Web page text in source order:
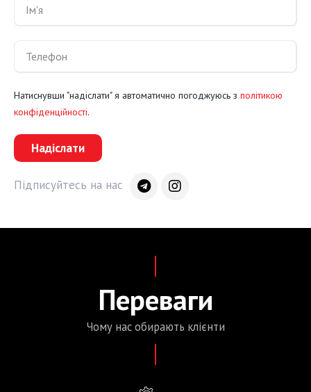
Натиснувши "надіслати" я автоматично погоджуюсь з політикою
конфіденційності.
Надіслати
Підписуйтесь на нас
Переваги
Чому насобирають клієнти